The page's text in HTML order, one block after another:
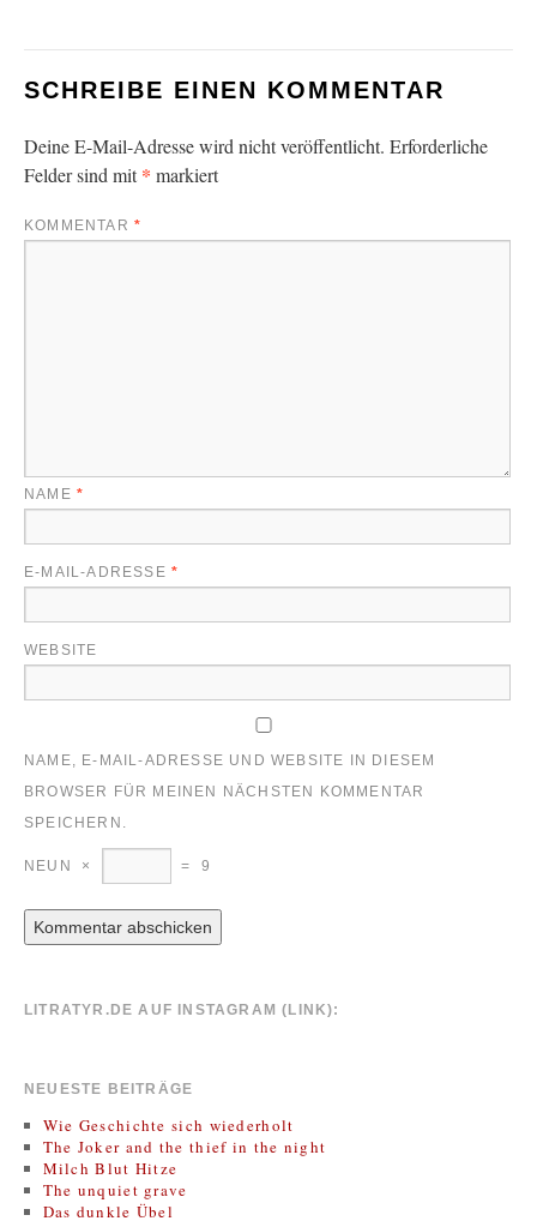
SCHREIBE EINEN KOMMENTAR
Deine E-Mail-Adresse wird nicht veröffentlicht. Erforderliche
Felder sind mit* markiert
KOMMENTAR *
NAME *
E-MAIL-ADRESSE *
WEBSITE
NAME, E-MAIL-ADRESSE UND WEBSITE IN DIESEM
BROWSER FÜR MEINEN NÄCHSTEN KOMMENTAR
SPEICHERN.
NEUN × = 9
LITRATYR.DE AUF INSTAGRAM (LINK):
NEUESTE BEITRÄGE
Wie Geschichte sich wiederholt
The Joker and the thief in the night
Milch Blut Hitze
The unquiet grave
Das dunkle Übel